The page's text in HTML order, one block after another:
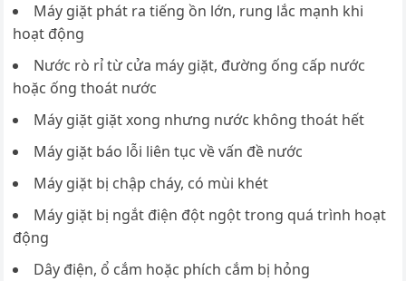
Máy giặt phát ra tiếng ồn lớn, rung lắc mạnh khi
hoạt động
Nước rò rỉ từ cửa máy giặt, đường ống cấp nước
hoặc ống thoát nước
Máy giặt giặt xong nhưng nước không thoát hết
Máy giặt báo lỗi liên tục về vấn đề nước
Máy giặt bị chập cháy, có mùi khét
Máy giặt bị ngắt điện đột ngột trong quá trình hoạt
động
Dây điện, ổ cắm hoặc phích cắm bị hỏng